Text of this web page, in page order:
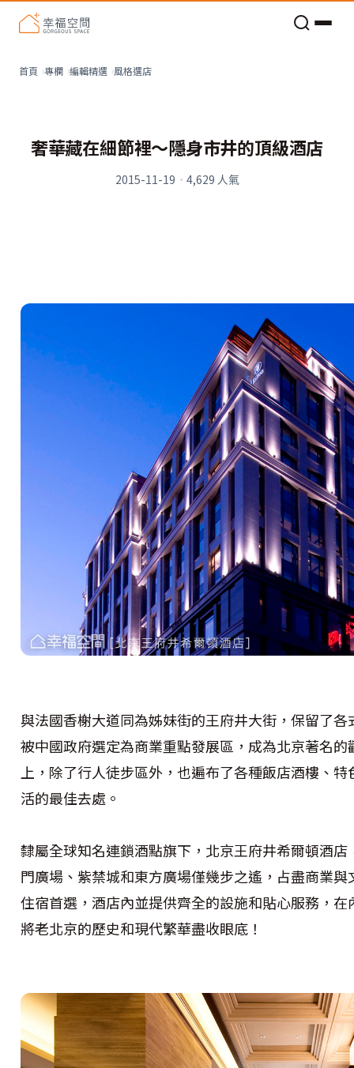
首頁 專欄 編輯精選 風格選店
奢華藏在細節裡～隱身市井的頂級酒店
2015-11-19 · 4,629 人氣
與法國香榭大道同為姊妹街的王府井大街，保留了
被中國政府選定為商業重點發展區，成為北京著名
上，除了行人徒步區外，也遍布了各種飯店酒樓、
活的最佳去處。
隸屬全球知名連鎖酒點旗下，北京王府井希爾頓酒
門廣場、紫禁城和東方廣場僅幾步之遙，占盡商業
住宿首選，酒店內並提供齊全的設施和貼心服務，
將老北京的歷史和現代繁華盡收眼底！